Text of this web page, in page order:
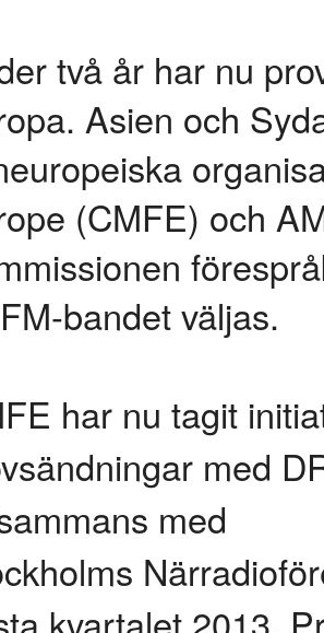
två år har nu
Asien och
(CMFE) och
bandet väljas.
har nu tagit
med
med